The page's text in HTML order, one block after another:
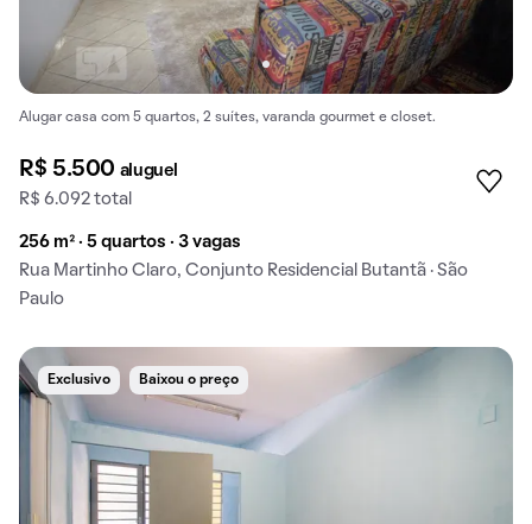
Alugar casa com 5 quartos, 2 suítes, varanda gourmet e closet.
R$ 5.500 aluguel
R$ 6.092 total
256 m² · 5 quartos · 3 vagas
Rua Martinho Claro, Conjunto Residencial Butantã · São
Paulo
Exclusivo Baixou o preço